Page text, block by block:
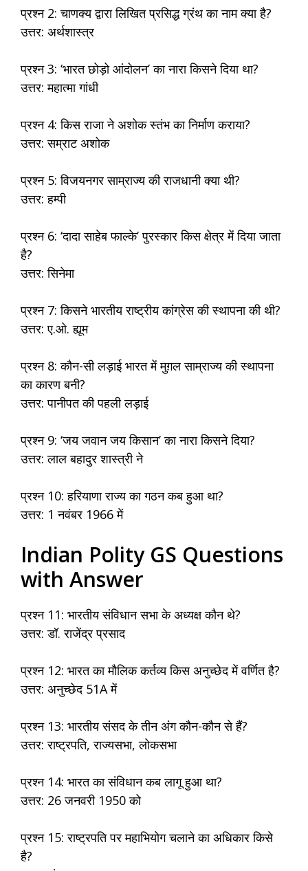
प्रश्न 2: चाणक्य द्वारा लिखित प्रसिद्ध ग्रंथ का नाम क्या है?
उत्तर: अर्थशास्त्र
प्रश्न 3: ‘भारत छोड़ो आंदोलन’ का नारा किसने दिया था?
उत्तर: महात्मा गांधी
प्रश्न 4: किस राजा ने अशोक स्तंभ का निर्माण कराया?
उत्तर: सम्राट अशोक
प्रश्न 5: विजयनगर साम्राज्य की राजधानी क्या थी?
उत्तर: हम्पी
प्रश्न 6: ‘दादा साहेब फाल्के’ पुरस्कार किस क्षेत्र में दिया जाता
है?
उत्तर: सिनेमा
प्रश्न 7: किसने भारतीय राष्ट्रीय कांग्रेस की स्थापना की थी?
उत्तर: ए.ओ. ह्यूम
प्रश्न 8: कौन-सी लड़ाई भारत में मुग़ल साम्राज्य की स्थापना
का कारण बनी?
उत्तर: पानीपत की पहली लड़ाई
प्रश्न 9: ‘जय जवान जय किसान’ का नारा किसने दिया?
उत्तर: लाल बहादुर शास्त्री ने
प्रश्न 10: हरियाणा राज्य का गठन कब हुआ था?
उत्तर: 1 नवंबर 1966 में
Indian Polity GS Questions
with Answer
प्रश्न 11: भारतीय संविधान सभा के अध्यक्ष कौन थे?
उत्तर: डॉ. राजेंद्र प्रसाद
प्रश्न 12: भारत का मौलिक कर्तव्य किस अनुच्छेद में वर्णित है?
उत्तर: अनुच्छेद 51A में
प्रश्न 13: भारतीय संसद के तीन अंग कौन-कौन से हैं?
उत्तर: राष्ट्रपति, राज्यसभा, लोकसभा
प्रश्न 14: भारत का संविधान कब लागू हुआ था?
उत्तर: 26 जनवरी 1950 को
प्रश्न 15: राष्ट्रपति पर महाभियोग चलाने का अधिकार किसे
है?